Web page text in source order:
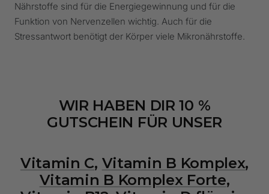
Nährstoffe sind für die Energiegewinnung und für die
Funktion von Nervenzellen wichtig. Auch für die
Stressantwort benötigt der Körper viele Mikronährstoffe.
WIR HABEN DIR 10 %
GUTSCHEIN FÜR UNSER
Vitamin C, Vitamin B Komplex,
Vitamin B Komplex Forte,